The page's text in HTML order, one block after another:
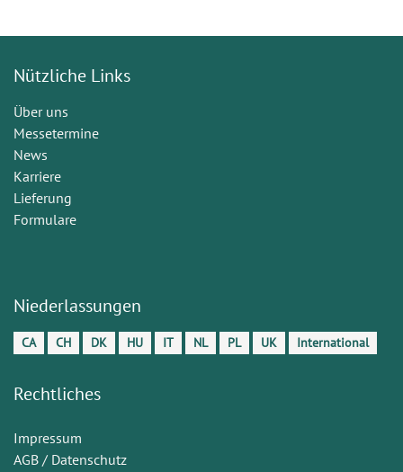
Nützliche Links
Über uns
Messetermine
News
Karriere
Lieferung
Formulare
Niederlassungen
CA CH DK HU IT NL PL UK International
Rechtliches
Impressum
AGB / Datenschutz